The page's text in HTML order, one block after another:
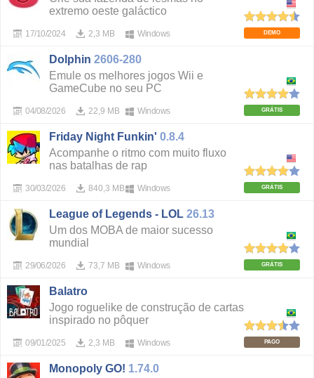
extremo oeste galáctico
DEMO
2,3 MB
17/10/2024 Windows
Dolphin 2606-280
Emule os melhores jogos Wii e
GameCube no seu PC
GRÁTIS
22,9 MB
04/08/2026 Windows
Friday Night Funkin' 0.8.4
Acompanhe o ritmo com muito fluxo
nas batalhas de rap
GRÁTIS
840,3 MB
30/03/2026 Windows
League of Legends - LOL 26.13
Um dos MOBA de maior sucesso
mundial
GRÁTIS
73,7 MB
29/06/2026 Windows
Balatro
Jogo roguelike de construção de cartas
inspirado no pôquer
PAGO
2,3 MB
09/01/2025 Windows
Monopoly GO! 1.74.0